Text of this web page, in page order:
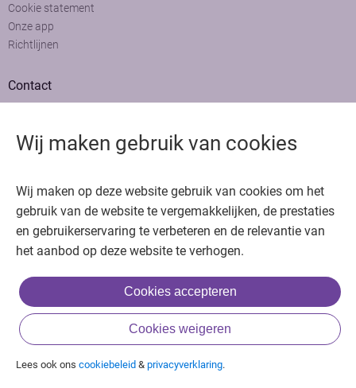
Wij maken gebruik van cookies
Wij maken op deze website gebruik van cookies om het
gebruik van de website te vergemakkelijken, de prestaties
en gebruikerservaring te verbeteren en de relevantie van
het aanbod op deze website te verhogen.
Cookies accepteren
Cookies weigeren
Lees ook ons cookiebeleid & privacyverklaring.
Bedankt voor het bezoeken van Oncologie.nu
Krijg gratis toegang in 30 seconden of log in om verder te gaan
of
Inloggen met BIG & achternaam
Inloggen met een account
Cookie statement
Onze app
Richtlijnen
Contact
Adverteren
Copyright © 2026. Uitgeverij Jaap. Alle rechten voorbehouden.